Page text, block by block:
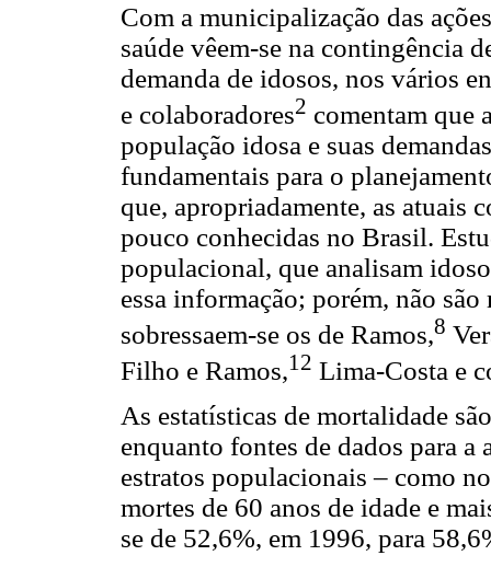
Com a municipalização das
saúde vêem-se na contingência
demanda de idosos, nos vários
e colaboradores2 comentam que
população idosa e suas
fundamentais para o
que, apropriadamente, as atuais
pouco conhecidas no Brasil.
populacional, que analisam
essa informação; porém, não
sobressaem-se os de Ramos,8
Filho e Ramos,12 Lima-Costa e
As estatísticas de mortalidade
enquanto fontes de dados para
estratos populacionais – como
mortes de 60 anos de idade e
se de 52,6%, em 1996, para